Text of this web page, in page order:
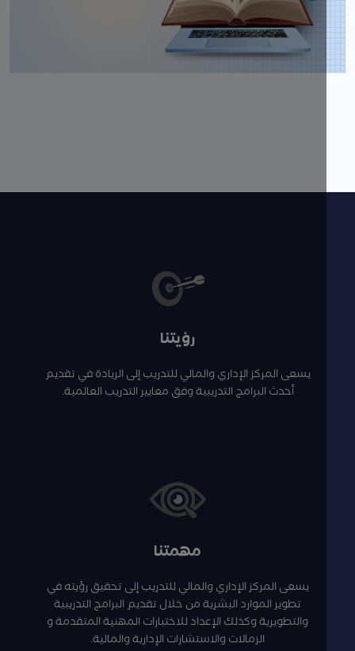
رؤيتنا
يسعى المركز الإداري والمالي للتدريب إلى الريادة في تقديم
أحدث البرامج التدريبية وفق معايير التدريب العالمية.
مهمتنا
يسعى المركز الإداري والمالي للتدريب إلى تحقيق رؤيته في
تطوير الموارد البشرية من خلال تقديم البرامج التدريبية
والتطويرية وكذلك الإعداد للاختبارات المهنية المتقدمة و
الزمالات والاستشارات الإدارية والمالية.